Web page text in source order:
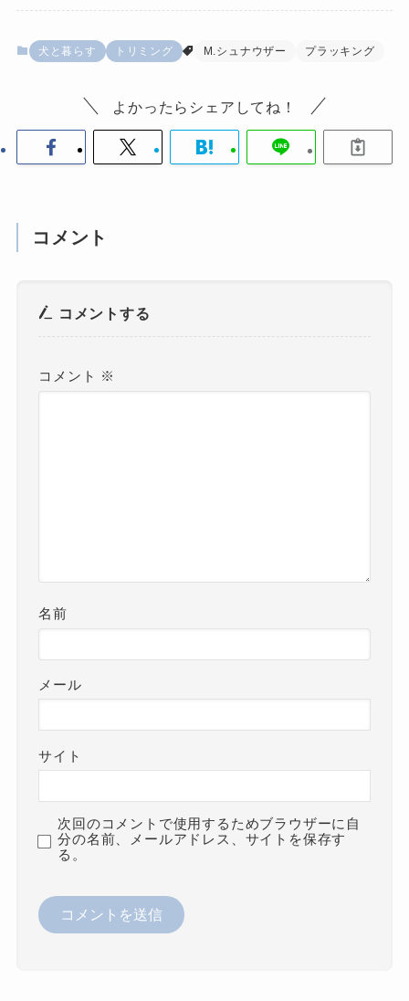
犬と暮らす トリミング M.シュナウザー プラッキング
よかったらシェアしてね！
コメント
コメントする
コメント ※
名前
メール
サイト
次回のコメントで使用するためブラウザーに自
分の名前、メールアドレス、サイトを保存す
る。